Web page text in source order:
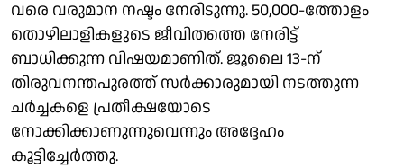
വരെ വരുമാന നഷ്ടം നേരിടുന്നു. 50,000-ത്തോളം
തൊഴിലാളികളുടെ ജീവിതത്തെ നേരിട്ട്
ബാധിക്കുന്ന വിഷയമാണിത്. ജൂലൈ 13-ന്
തിരുവനന്തപുരത്ത് സർക്കാരുമായി നടത്തുന്ന
ചർച്ചകളെ പ്രതീക്ഷയോടെ
നോക്കിക്കാണുന്നുവെന്നും അദ്ദേഹം
കൂട്ടിച്ചേർത്തു.